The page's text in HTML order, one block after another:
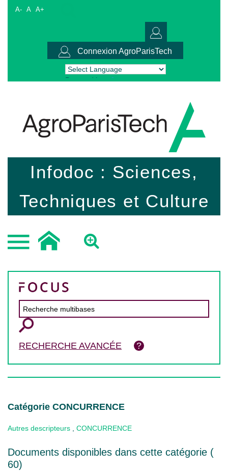
A- A A+
Connexion AgroParisTech
Powered by Translate
Infodoc : Sciences,
Techniques et Culture
RECHERCHE AVANCÉE
Catégorie CONCURRENCE
Autres descripteurs CONCURRENCE
Documents disponibles dans cette catégorie (
60)